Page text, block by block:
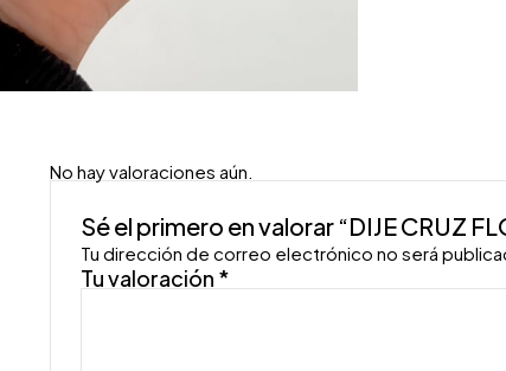
No hay valoraciones aún.
Sé el primero en valorar “DIJE CRUZ
Tu dirección de correo electrónico no será
Tu valoración *